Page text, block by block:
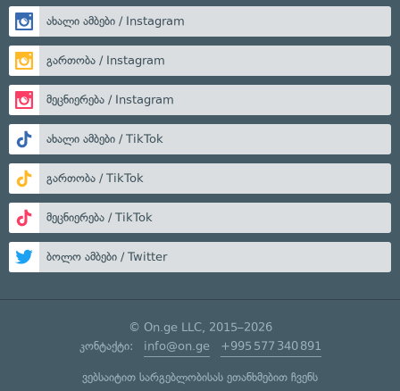
ახალი ამბები / Instagram
გართობა / Instagram
მეცნიერება / Instagram
ახალი ამბები / TikTok
გართობა / TikTok
მეცნიერება / TikTok
ბოლო ამბები / Twitter
© On.ge LLC, 2015–2026
კონტაქტი: info@on.ge +995 577 340 891
ვებსაიტით სარგებლობისას ეთანხმებით ჩვენს